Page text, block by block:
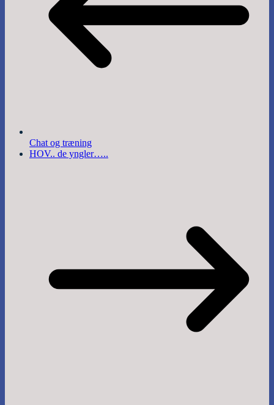
Chat og træning
HOV.. de yngler…..